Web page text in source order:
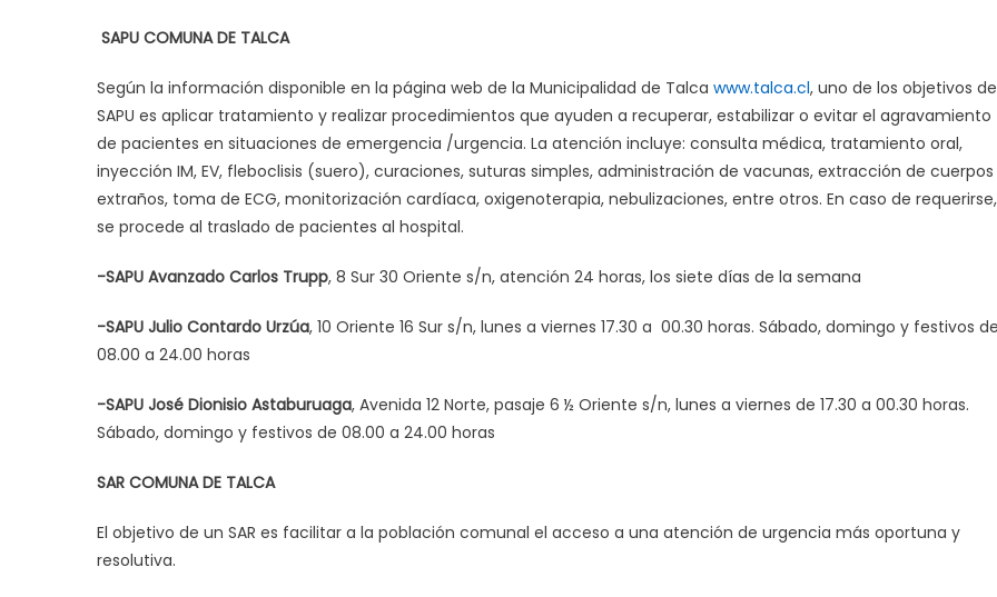
SAPU COMUNA DE TALCA
Según la información disponible en la página web de la Municipalidad de Talca www.talca.cl, uno de los objetivos
SAPU es aplicar tratamiento y realizar procedimientos que ayuden a recuperar, estabilizar o evitar el agravamiento
de pacientes en situaciones de emergencia /urgencia. La atención incluye: consulta médica, tratamiento oral,
inyección IM, EV, fleboclisis (suero), curaciones, suturas simples, administración de vacunas, extracción de cuerpos
extraños, toma de ECG, monitorización cardíaca, oxigenoterapia, nebulizaciones, entre otros. En caso de requerirse,
se procede al traslado de pacientes al hospital.
-SAPU Avanzado Carlos Trupp, 8 Sur 30 Oriente s/n, atención 24 horas, los siete días de la semana
-SAPU Julio Contardo Urzúa, 10 Oriente 16 Sur s/n, lunes a viernes 17.30 a 00.30 horas. Sábado, domingo y festivos
08.00 a 24.00 horas
-SAPU José Dionisio Astaburuaga, Avenida 12 Norte, pasaje 6 ½ Oriente s/n, lunes a viernes de 17.30 a 00.30 horas.
Sábado, domingo y festivos de 08.00 a 24.00 horas
SAR COMUNA DE TALCA
El objetivo de un SAR es facilitar a la población comunal el acceso a una atención de urgencia más oportuna y
resolutiva.